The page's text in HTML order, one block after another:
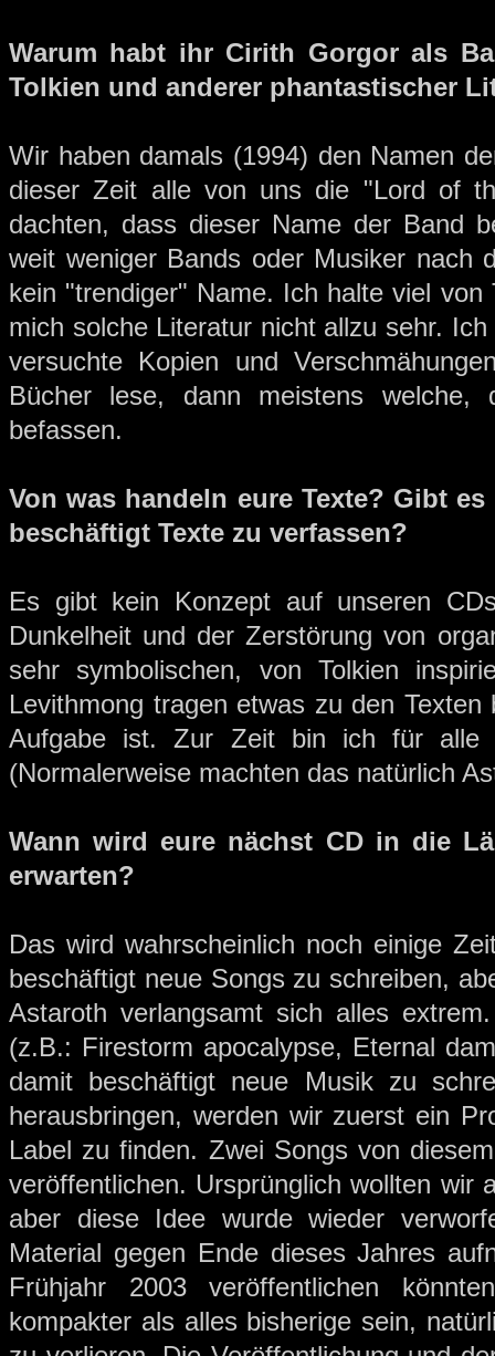
Warum habt ihr Cirith Gorgor als
Tolkien und anderer phantastischer
Wir haben damals (1994) den Namen
dieser Zeit alle von uns die "Lord of
dachten, dass dieser Name der Band
weit weniger Bands oder Musiker nach
kein "trendiger" Name. Ich halte viel
mich solche Literatur nicht allzu sehr.
versuchte Kopien und
Bücher lese, dann meistens
befassen.
Von was handeln eure Texte? Gibt
beschäftigt Texte zu verfassen?
Es gibt kein Konzept auf unseren
Dunkelheit und der Zerstörung von
sehr symbolischen, von Tolkien
Levithmong tragen etwas zu den
Aufgabe ist. Zur Zeit bin ich für alle
(Normalerweise machten das natürlich
Wann wird eure nächst CD in die
erwarten?
Das wird wahrscheinlich noch einige
beschäftigt neue Songs zu schreiben,
Astaroth verlangsamt sich alles
(z.B.: Firestorm apocalypse, Eternal
damit beschäftigt neue Musik zu
herausbringen, werden wir zuerst ein
Label zu finden. Zwei Songs von
veröffentlichen. Ursprünglich wollten wir
aber diese Idee wurde wieder
Material gegen Ende dieses Jahres
Frühjahr 2003 veröffentlichen
kompakter als alles bisherige sein,